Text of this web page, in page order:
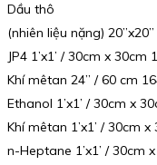
Dầu thô
(nhiên liệu nặng)
JP4 1’x1’ / 30cm x 30cm
Khí mêtan 24” / 60 cm
Ethanol 1’x1’ / 30cm x
Khí mêtan 1’x1’ / 30cm
n-Heptane 1’x1’ / 30cm